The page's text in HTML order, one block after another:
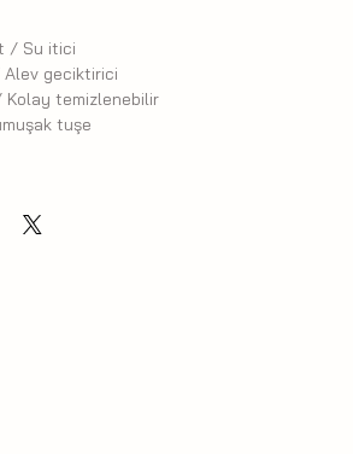
/ Su itici
geciktirici
temizlenebilir
tuşe